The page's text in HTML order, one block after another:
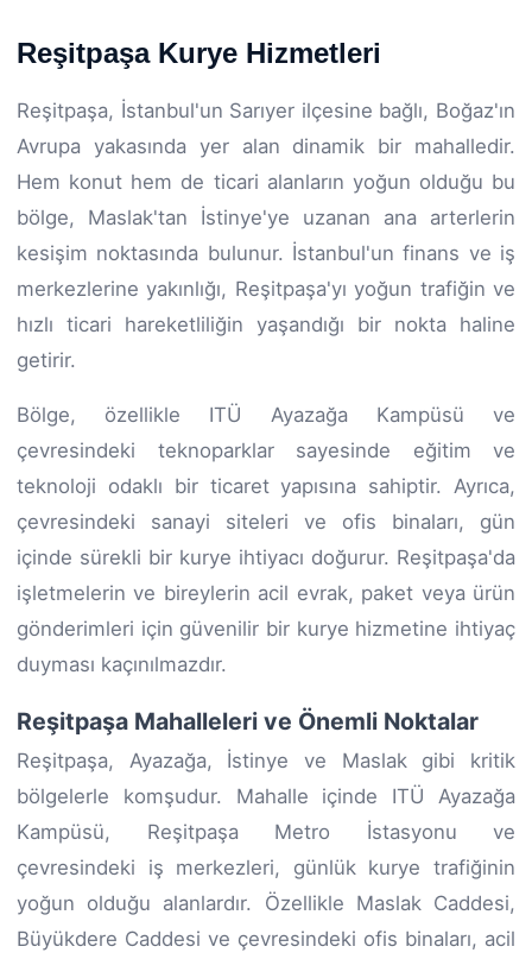
Reşitpaşa Kurye Hizmetleri
Reşitpaşa, İstanbul'un Sarıyer ilçesine bağlı, Boğaz'ın
Avrupa yakasında yer alan dinamik bir mahalledir.
Hem konut hem de ticari alanların yoğun olduğu bu
bölge, Maslak'tan İstinye'ye uzanan ana arterlerin
kesişim noktasında bulunur. İstanbul'un finans ve iş
merkezlerine yakınlığı, Reşitpaşa'yı yoğun trafiğin ve
hızlı ticari hareketliliğin yaşandığı bir nokta haline
getirir.
Bölge, özellikle ITÜ Ayazağa Kampüsü ve
çevresindeki teknoparklar sayesinde eğitim ve
teknoloji odaklı bir ticaret yapısına sahiptir. Ayrıca,
çevresindeki sanayi siteleri ve ofis binaları, gün
içinde sürekli bir kurye ihtiyacı doğurur. Reşitpaşa'da
işletmelerin ve bireylerin acil evrak, paket veya ürün
gönderimleri için güvenilir bir kurye hizmetine ihtiyaç
duyması kaçınılmazdır.
Reşitpaşa Mahalleleri ve Önemli Noktalar
Reşitpaşa, Ayazağa, İstinye ve Maslak gibi kritik
bölgelerle komşudur. Mahalle içinde ITÜ Ayazağa
Kampüsü, Reşitpaşa Metro İstasyonu ve
çevresindeki iş merkezleri, günlük kurye trafiğinin
yoğun olduğu alanlardır. Özellikle Maslak Caddesi,
Büyükdere Caddesi ve çevresindeki ofis binaları, acil